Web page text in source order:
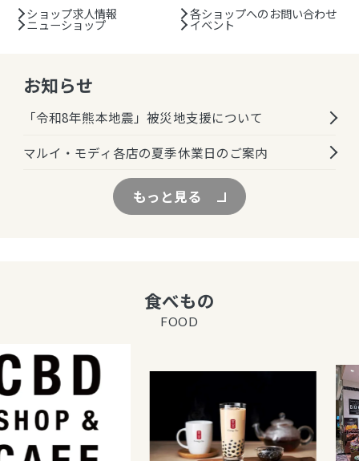
ショップ求人情報 各ショップへのお問い合わせ
ニューショップ イベント
お知らせ
「令和8年熊本地震」被災地支援について
マルイ・モディ各店の夏季休業日のご案内
もっと見る
食べもの
FOOD